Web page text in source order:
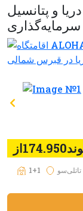
و پتانسیل
سرمایه‌گذاری
1+1 تاتلی‌سو